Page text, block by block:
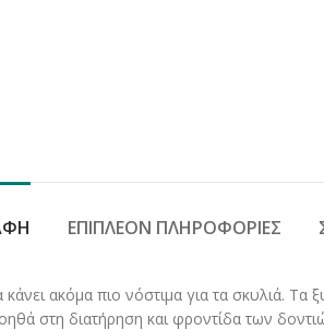
ΕΠΙΠΛΈΟΝ ΠΛΗΡΟΦΟΡΊΕΣ
ακόμα πιο νόστιμα για τα σκυλιά.
στη διατήρηση και φροντίδα των